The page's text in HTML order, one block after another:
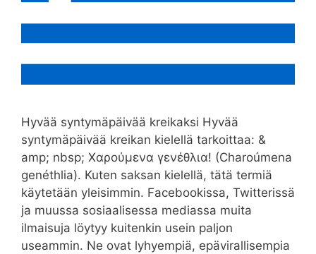
Hyvää syntymäpäivää kreikaksi Hyvää
syntymäpäivää kreikan kielellä tarkoittaa: &
amp; nbsp; Χαρούμενα γενέθλια! (Charoúmena
genéthlia). Kuten saksan kielellä, tätä termiä
käytetään yleisimmin. Facebookissa, Twitterissä
ja muussa sosiaalisessa mediassa muita
ilmaisuja löytyy kuitenkin usein paljon
useammin. Ne ovat lyhyempiä, epävirallisempia